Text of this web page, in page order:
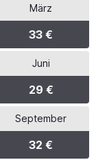
März
33 €
Juni
29 €
September
32 €